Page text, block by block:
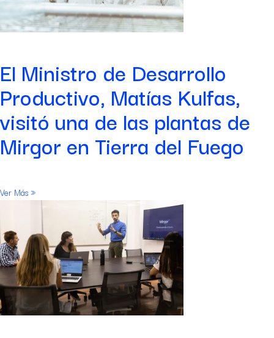
El Ministro de Desarrollo
Productivo, Matías Kulfas,
visitó una de las plantas de
Mirgor en Tierra del Fuego
Ver Más »